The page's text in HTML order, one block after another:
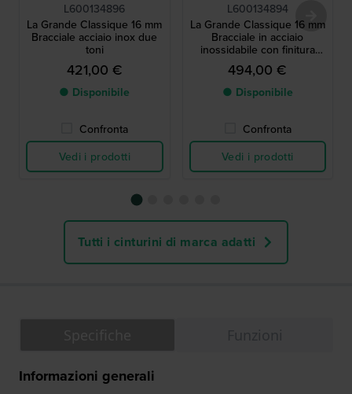
L600134896
La Grande Classique 16 mm
Bracciale acciaio inox due
toni
421,00 €
● Disponibile
Confronta
Vedi i prodotti
L600134894
La Grande Classique 16 mm
Bracciale in acciaio
inossidabile con finitura
dorata
494,00 €
● Disponibile
Confronta
Vedi i prodotti
Tutti i cinturini di marca adatti
Informazioni generali